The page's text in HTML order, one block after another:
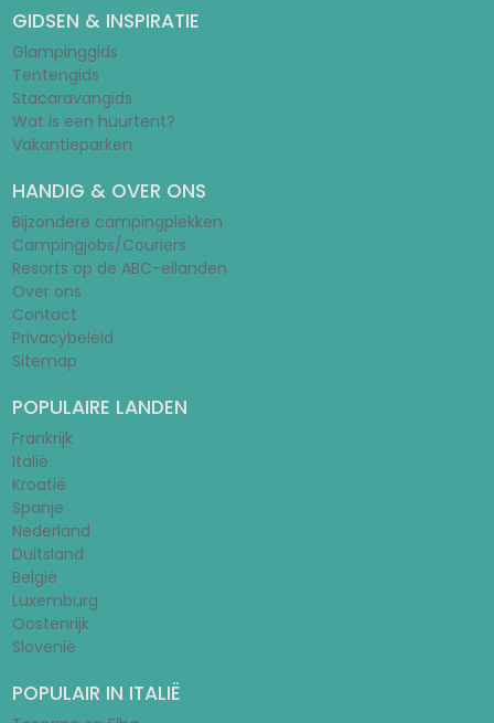
GIDSEN & INSPIRATIE
Glampinggids
Tentengids
Stacaravangids
Wat is een huurtent?
Vakantieparken
HANDIG & OVER ONS
Bijzondere campingplekken
Campingjobs/Couriers
Resorts op de ABC-eilanden
Over ons
Contact
Privacybeleid
Sitemap
POPULAIRE LANDEN
Frankrijk
Italië
Kroatië
Spanje
Nederland
Duitsland
België
Luxemburg
Oostenrijk
Slovenië
POPULAIR IN ITALIË